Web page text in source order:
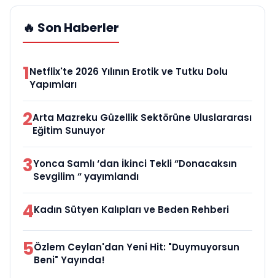
🔥 Son Haberler
1Netflix'te 2026 Yılının Erotik ve Tutku Dolu
Yapımları
2Arta Mazreku Güzellik Sektörüne Uluslararası
Eğitim Sunuyor
3Yonca Samlı ‘dan İkinci Tekli “Donacaksın
Sevgilim “ yayımlandı
4Kadın Sütyen Kalıpları ve Beden Rehberi
5Özlem Ceylan'dan Yeni Hit: "Duymuyorsun
Beni" Yayında!